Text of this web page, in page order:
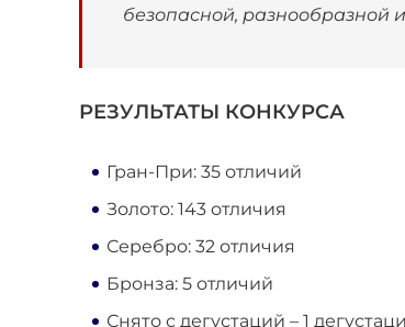
безопасной, разнообразной
РЕЗУЛЬТАТЫ КОНКУРСА
Гран-При: 35 отличий
Золото: 143 отличия
Серебро: 32 отличия
Бронза: 5 отличий
Снято с дегустаций – 1